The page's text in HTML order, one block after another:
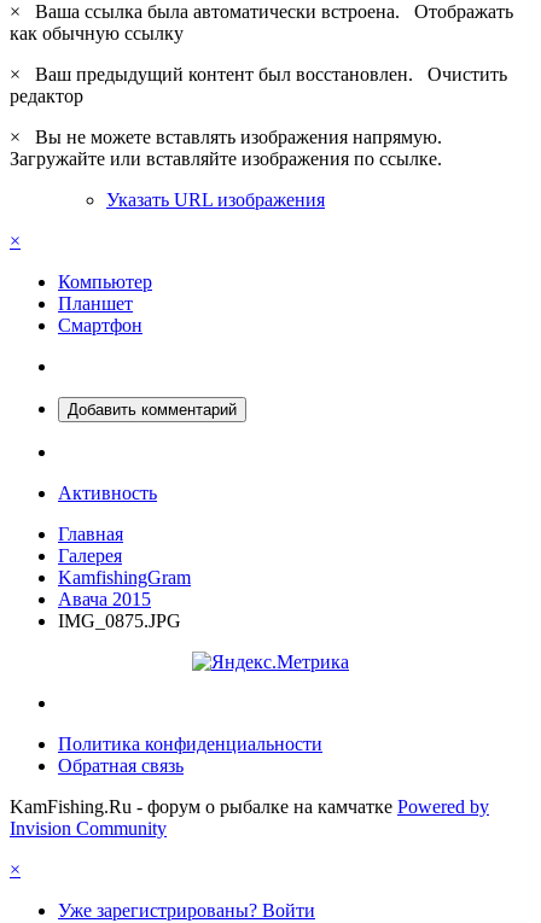
×
Ваша ссылка была автоматически встроена. Отображать
как обычную ссылку
×
Ваш предыдущий контент был восстановлен. Очистить
редактор
×
Вы не можете вставлять изображения напрямую.
Загружайте или вставляйте изображения по ссылке.
Указать URL изображения
×
Компьютер
Планшет
Смартфон
Добавить комментарий
Активность
Главная
Галерея
KamfishingGram
Авача 2015
IMG_0875.JPG
Политика конфиденциальности
Обратная связь
KamFishing.Ru - форум о рыбалке на камчатке Powered by
Invision Community
×
Уже зарегистрированы? Войти